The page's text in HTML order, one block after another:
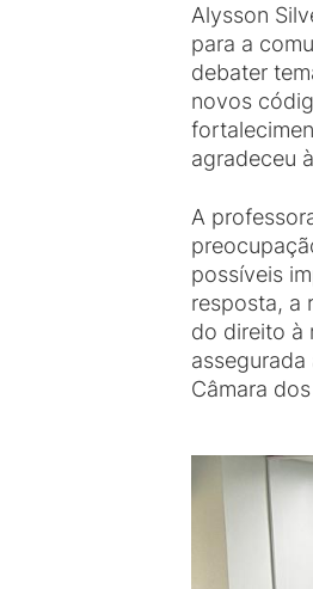
Alysson
para a
debater
novos
agradeceu
A
possíveis
resposta, a
do direito à
Câmara